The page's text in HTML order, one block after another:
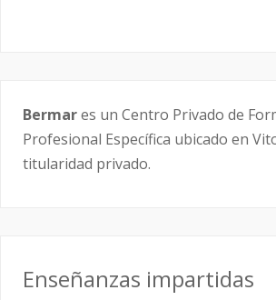
Bermares un Centro Privado de
Profesional Específica ubicado en
titularidad privado.
Enseñanzas impartidas